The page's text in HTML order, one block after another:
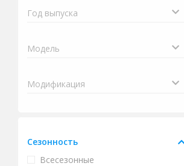
Сезонность
Всесезонные